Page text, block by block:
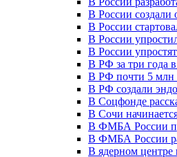
В России
В России
В России
В России
В РФ за три года
В РФ почти 5 млн
В РФ создали
В Соцфонде
В Сочи
В ФМБА России
В ФМБА России
В ядерном центре